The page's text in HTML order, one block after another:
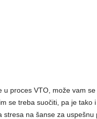
u proces VTO, može vam
se treba suočiti, pa je tako i
stresa na šanse za